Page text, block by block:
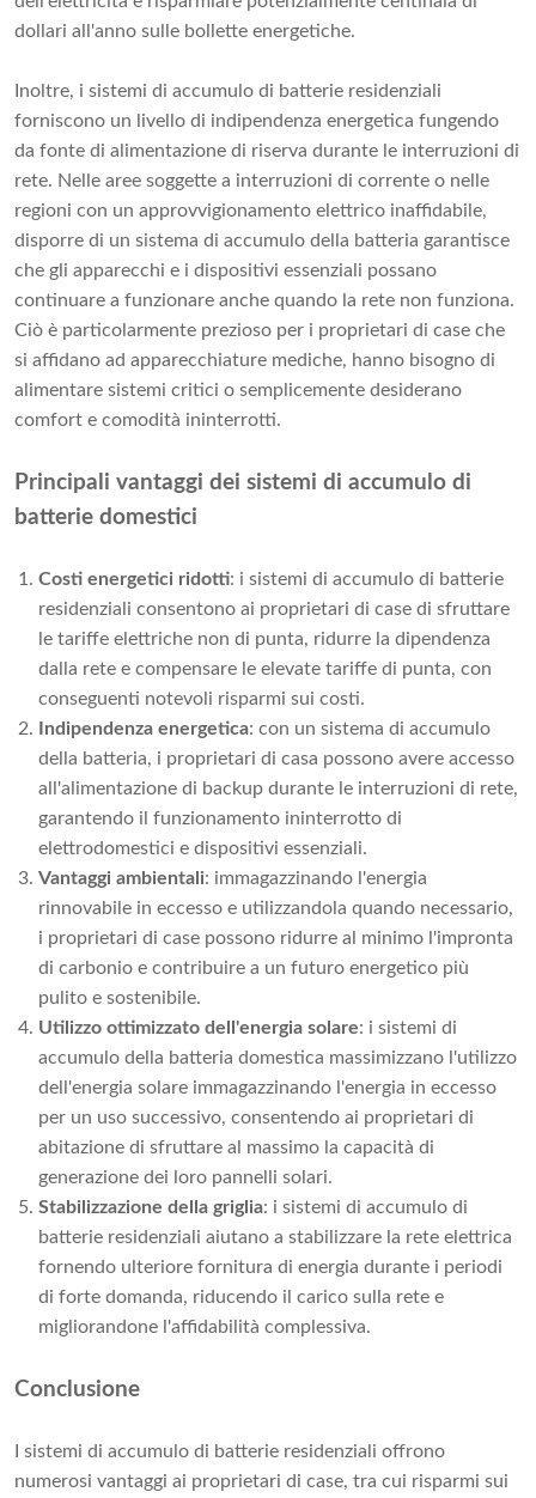
dollari all'anno sulle bollette energetiche.
Inoltre, i sistemi di accumulo di batterie residenziali
forniscono un livello di indipendenza energetica fungendo
da fonte di alimentazione di riserva durante le interruzioni di
rete. Nelle aree soggette a interruzioni di corrente o nelle
regioni con un approvvigionamento elettrico inaffidabile,
disporre di un sistema di accumulo della batteria garantisce
che gli apparecchi e i dispositivi essenziali possano
continuare a funzionare anche quando la rete non funziona.
Ciò è particolarmente prezioso per i proprietari di case che
si affidano ad apparecchiature mediche, hanno bisogno di
alimentare sistemi critici o semplicemente desiderano
comfort e comodità ininterrotti.
Principali vantaggi dei sistemi di accumulo di
batterie domestici
Costi energetici ridotti: i sistemi di accumulo di batterie
residenziali consentono ai proprietari di case di sfruttare
le tariffe elettriche non di punta, ridurre la dipendenza
dalla rete e compensare le elevate tariffe di punta, con
conseguenti notevoli risparmi sui costi.
Indipendenza energetica: con un sistema di accumulo
della batteria, i proprietari di casa possono avere accesso
all'alimentazione di backup durante le interruzioni di rete,
garantendo il funzionamento ininterrotto di
elettrodomestici e dispositivi essenziali.
Vantaggi ambientali: immagazzinando l'energia
rinnovabile in eccesso e utilizzandola quando necessario,
i proprietari di case possono ridurre al minimo l'impronta
di carbonio e contribuire a un futuro energetico più
pulito e sostenibile.
Utilizzo ottimizzato dell'energia solare: i sistemi di
accumulo della batteria domestica massimizzano l'utilizzo
dell'energia solare immagazzinando l'energia in eccesso
per un uso successivo, consentendo ai proprietari di
abitazione di sfruttare al massimo la capacità di
generazione dei loro pannelli solari.
Stabilizzazione della griglia: i sistemi di accumulo di
batterie residenziali aiutano a stabilizzare la rete elettrica
fornendo ulteriore fornitura di energia durante i periodi
di forte domanda, riducendo il carico sulla rete e
migliorandone l'affidabilità complessiva.
Conclusione
I sistemi di accumulo di batterie residenziali offrono
numerosi vantaggi ai proprietari di case, tra cui risparmi sui